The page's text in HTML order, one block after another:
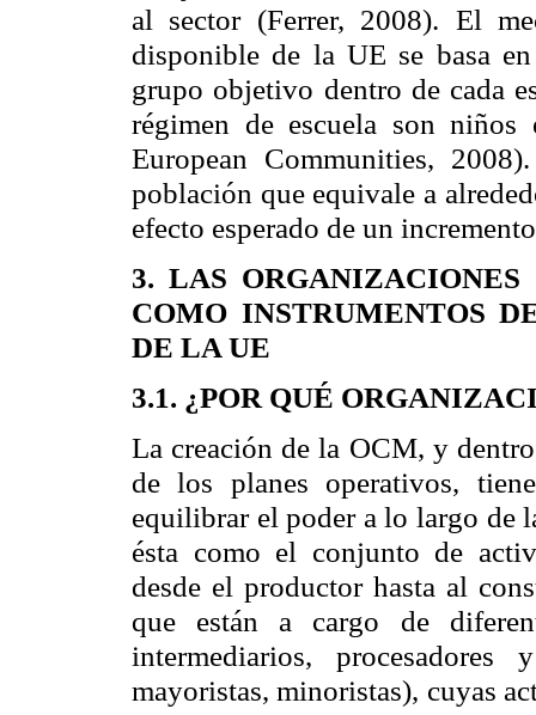
al sector (Ferrer, 2008). El
disponible de la UE se basa
grupo objetivo dentro de cada
régimen de escuela son
European Communities,
población que equivale a
efecto esperado de un
3. LAS
COMO INSTRUMENTOS
DE LA UE
3.1. ¿POR QUÉ
La creación dela OCM, y
de los planes operativos,
equilibrar el poder a lo largo de
ésta como el conjunto de
desde el productor hasta al
que están a cargo de
intermediarios, procesadores
mayoristas, minoristas), cuyas